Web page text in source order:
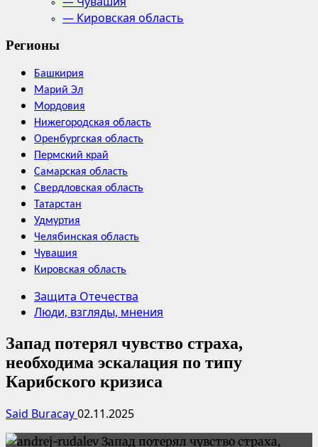
— Кировская область
Регионы
Башкирия
Марий Эл
Мордовия
Нижегородская область
Оренбургская область
Пермский край
Самарская область
Свердловская область
Татарстан
Удмуртия
Челябинская область
Чувашия
Кировская область
Защита Отечества
Люди, взгляды, мнения
Запад потерял чувство страха,
необходима эскалация по типу
Карибского кризиса
Said Buracay02.11.2025